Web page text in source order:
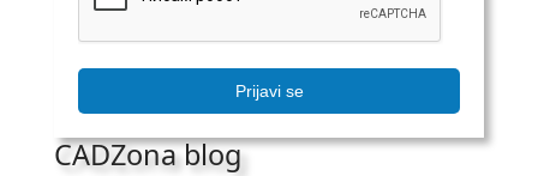
Prijavi se
CADZona blog